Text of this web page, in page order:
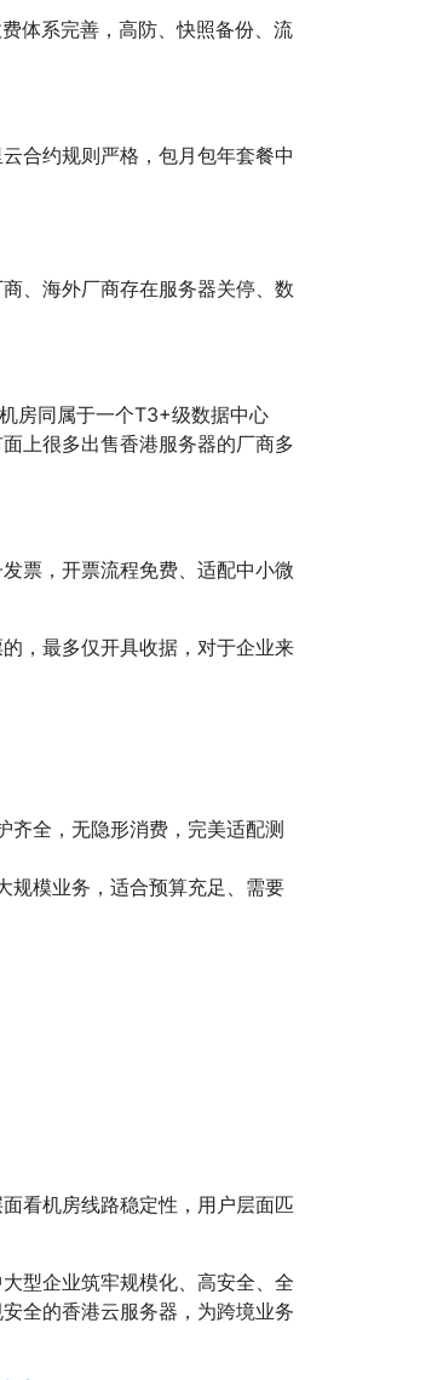
体系完善，高防、快照备份、流
合约规则严格，包月包年套餐中
、海外厂商存在服务器关停、数
房同属于一个T3+级数据中心
上很多出售香港服务器的厂商多
票，开票流程免费、适配中小微
，最多仅开具收据，对于企业来
齐全，无隐形消费，完美适配测
规模业务，适合预算充足、需要
看机房线路稳定性，用户层面匹
型企业筑牢规模化、高安全、全
全的香港云服务器，为跨境业务